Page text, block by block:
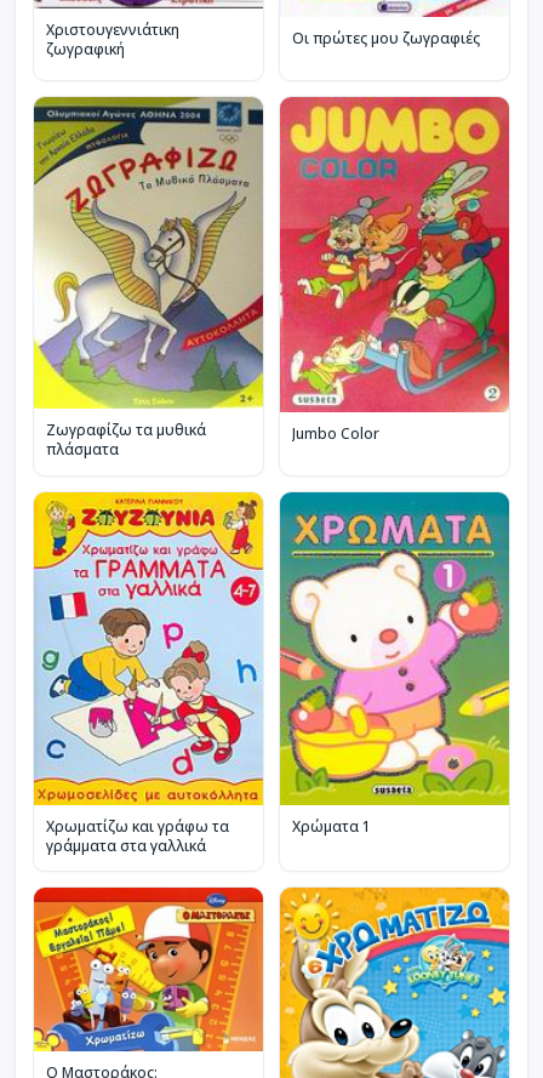
Χριστουγεννιάτικη
ζωγραφική
Οι πρώτες μου ζωγραφιές
Ζωγραφίζω τα μυθικά
πλάσματα
Jumbo Color
Χρωματίζω και γράφω τα
γράμματα στα γαλλικά
Χρώματα 1
Ο Μαστοράκος: